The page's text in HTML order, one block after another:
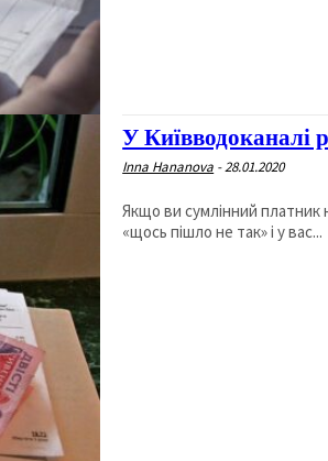
У Київводоканалі
Inna Hananova -28.01.2020
Якщо ви сумлінний платник
«щось пішло не так» і у вас...